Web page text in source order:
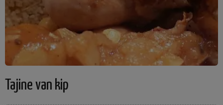
Tajine van kip